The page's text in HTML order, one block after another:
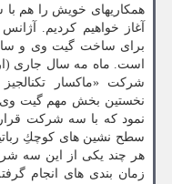
همكاریهای خویش را هم
برای ساخت گیت وی و
نخستین بخش مهم گیت وی
نمود كه با سه شركت
سطح نشین های كوچكِ
هر چند یكی از این سه
زمان بندی های انجام